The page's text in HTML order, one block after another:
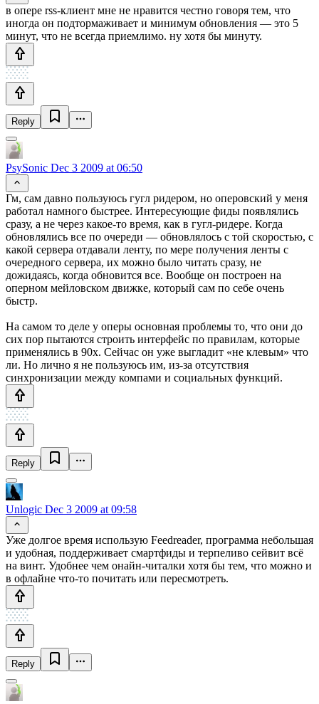
в опере rss-клиент мне не нравится честно говоря тем, что
иногда он подтормаживает и минимум обновления — это 5
минут, что не всегда приемлимо. ну хотя бы минуту.
Reply
PsySonic Dec 3 2009 at 06:50
Гм, сам давно пользуюсь гугл ридером, но оперовский у меня
работал намного быстрее. Интересующие фиды появлялись
сразу, а не через какое-то время, как в гугл-ридере. Когда
обновлялись все по очереди — обновлялось с той скоростью, с
какой сервера отдавали ленту, по мере получения ленты с
очередного сервера, их можно было читать сразу, не
дожидаясь, когда обновится все. Вообще он построен на
оперном мейловском движке, который сам по себе очень
быстр.
На самом то деле у оперы основная проблемы то, что они до
сих пор пытаются строить интерфейс по правилам, которые
применялись в 90х. Сейчас он уже выгладит «не клевым» что
ли. Но лично я не пользуюсь им, из-за отсутствия
синхронизации между компами и социальных функций.
Reply
Unlogic Dec 3 2009 at 09:58
Уже долгое время использую Feedreader, программа небольшая
и удобная, поддерживает смартфиды и терпеливо сейвит всё
на винт. Удобнее чем онайн-читалки хотя бы тем, что можно и
в офлайне что-то почитать или пересмотреть.
Reply